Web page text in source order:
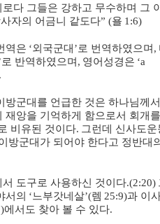
다 그들은 강하고 무수하며 그
자의 어금니 같도다” (욜 1:6)
역은 ‘외국군대 ’로 번역하였으며 ,
로 반역하였으며 , 영어성경은 ‘a
.
방군대를 언급한 것은 하나님께
재앙을 기억하게 함으로서 회개
비유된 것이다. 그런데 신사도운
방군대가 되어야 한다고 정반대
도구로 사용하신 것이다.(2:20)
서의 ‘느부갓네살’(렘 25:9)과 이
에서도 찾아 볼 수 있다.